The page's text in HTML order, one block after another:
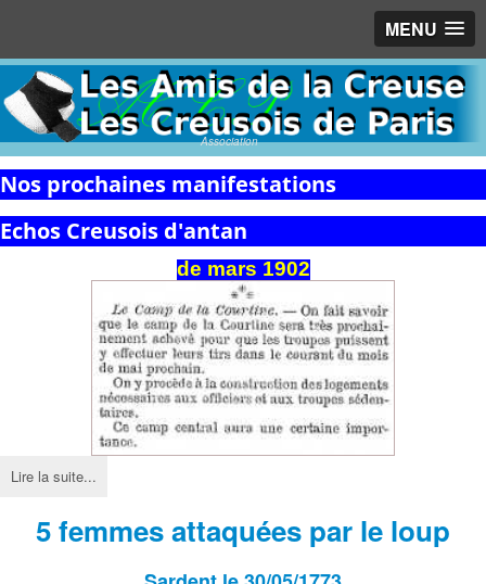
MENU
Association
Nos prochaines manifestations
Echos Creusois d'antan
de mars 1902
Lire la suite...
5 femmes attaquées par le loup